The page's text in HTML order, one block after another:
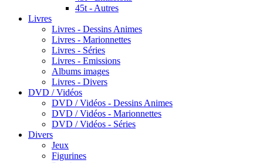
45t - Autres
Livres
Livres - Dessins Animes
Livres - Marionnettes
Livres - Séries
Livres - Emissions
Albums images
Livres - Divers
DVD / Vidéos
DVD / Vidéos - Dessins Animes
DVD / Vidéos - Marionnettes
DVD / Vidéos - Séries
Divers
Jeux
Figurines